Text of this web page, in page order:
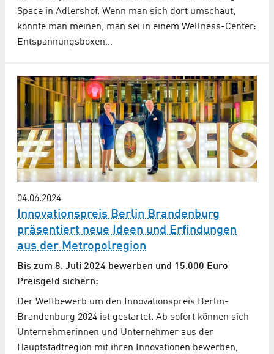
Space in Adlershof. Wenn man sich dort umschaut,
könnte man meinen, man sei in einem Wellness-Center:
Entspannungsboxen…
04.06.2024
Innovationspreis Berlin Brandenburg
präsentiert neue Ideen und Erfindungen
aus der Metropolregion
Bis zum 8. Juli 2024 bewerben und 15.000 Euro
Preisgeld sichern:
Der Wettbewerb um den Innovationspreis Berlin-
Brandenburg 2024 ist gestartet. Ab sofort können sich
Unternehmerinnen und Unternehmer aus der
Hauptstadtregion mit ihren Innovationen bewerben,